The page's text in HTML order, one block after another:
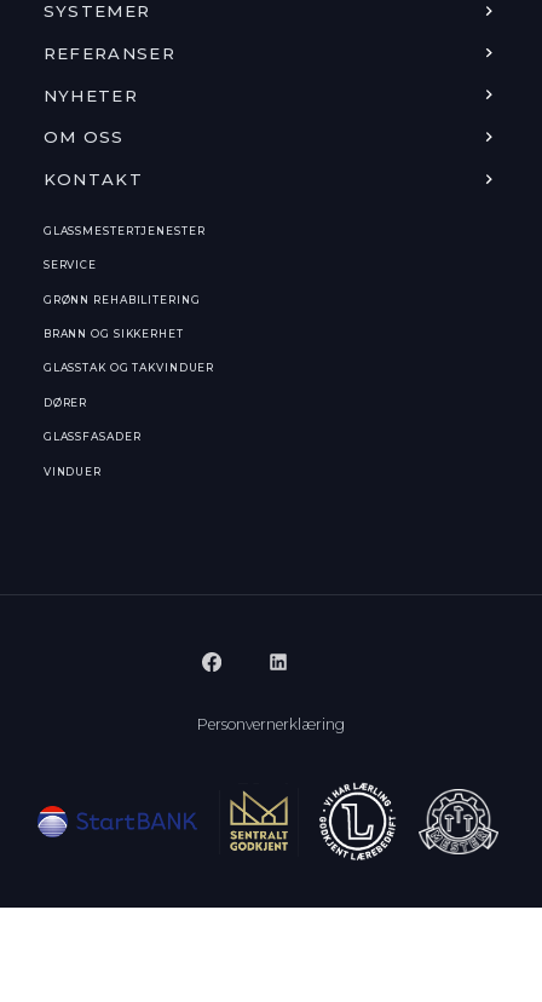
SYSTEMER
REFERANSER
NYHETER
OM OSS
KONTAKT
GLASSMESTERTJENESTER
SERVICE
GRØNN REHABILITERING
BRANN OG SIKKERHET
GLASSTAK OG TAKVINDUER
DØRER
GLASSFASADER
VINDUER
Personvernerklæring